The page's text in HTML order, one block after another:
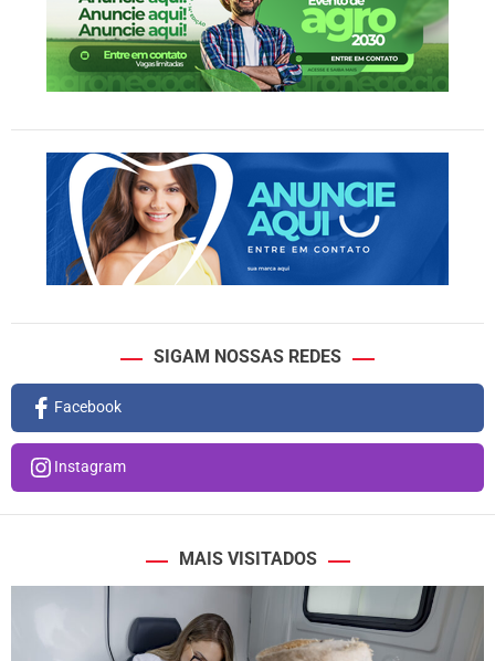
SIGAM NOSSAS REDES
Facebook
Instagram
MAIS VISITADOS